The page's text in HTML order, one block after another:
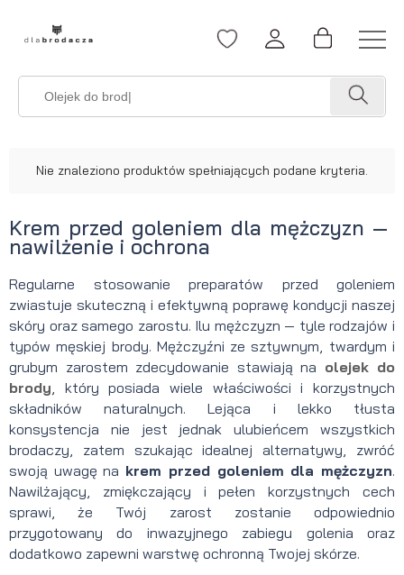
Nie znaleziono produktów spełniających podane kryteria.
Krem przed goleniem dla mężczyzn —
nawilżenie i ochrona
Regularne stosowanie preparatów przed goleniem
zwiastuje skuteczną i efektywną poprawę kondycji naszej
skóry oraz samego zarostu. Ilu mężczyzn — tyle rodzajów i
typów męskiej brody. Mężczyźni ze sztywnym, twardym i
grubym zarostem zdecydowanie stawiają na olejek do
brody, który posiada wiele właściwości i korzystnych
składników naturalnych. Lejąca i lekko tłusta
konsystencja nie jest jednak ulubieńcem wszystkich
brodaczy, zatem szukając idealnej alternatywy, zwróć
swoją uwagę na krem przed goleniem dla mężczyzn.
Nawilżający, zmiękczający i pełen korzystnych cech
sprawi, że Twój zarost zostanie odpowiednio
przygotowany do inwazyjnego zabiegu golenia oraz
dodatkowo zapewni warstwę ochronną Twojej skórze.